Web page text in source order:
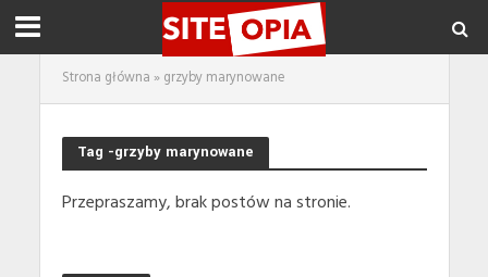
Strona główna » grzyby marynowane
Tag -grzyby marynowane
Przepraszamy, brak postów na stronie.